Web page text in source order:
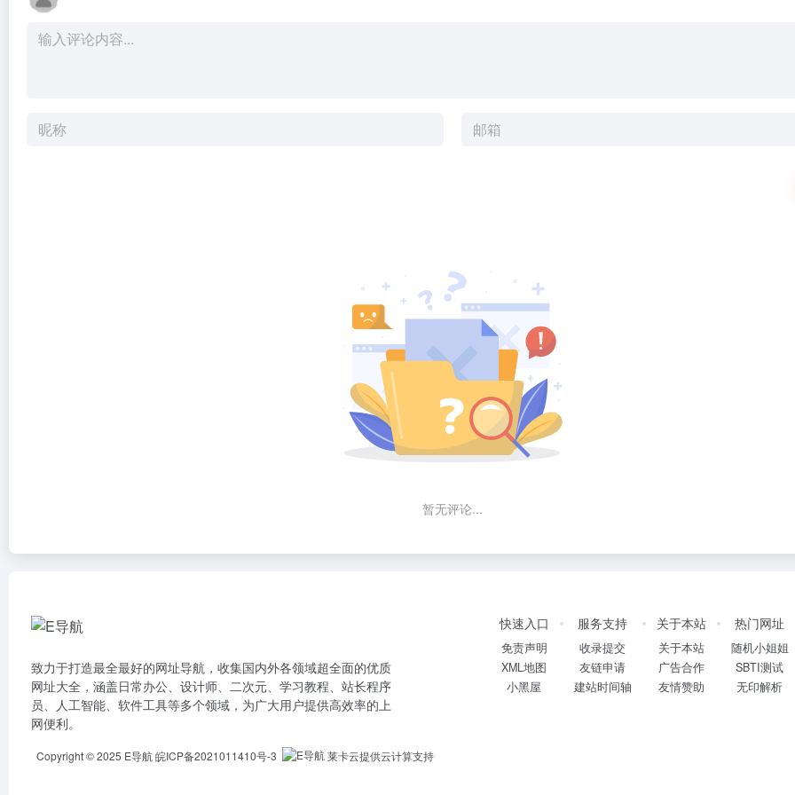
暂无评论...
致力于打造最全最好的网址导航，收集国内外各领域超全面的优质
网址大全，涵盖日常办公、设计师、二次元、学习教程、站长程序
员、人工智能、软件工具等多个领域，为广大用户提供高效率的上
网便利。
快速入口
免责声明
XML地图
小黑屋
服务支持
收录提交
友链申请
建站时间轴
关于本站
关于本站
广告合作
友情赞助
热门网址
随机小姐姐
SBTI测试
无印解析
Copyright © 2025 E导航皖ICP备2021011410号-3 莱卡云提供云计算支持